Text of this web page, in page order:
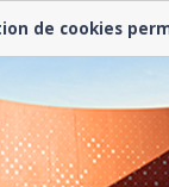
de cookies